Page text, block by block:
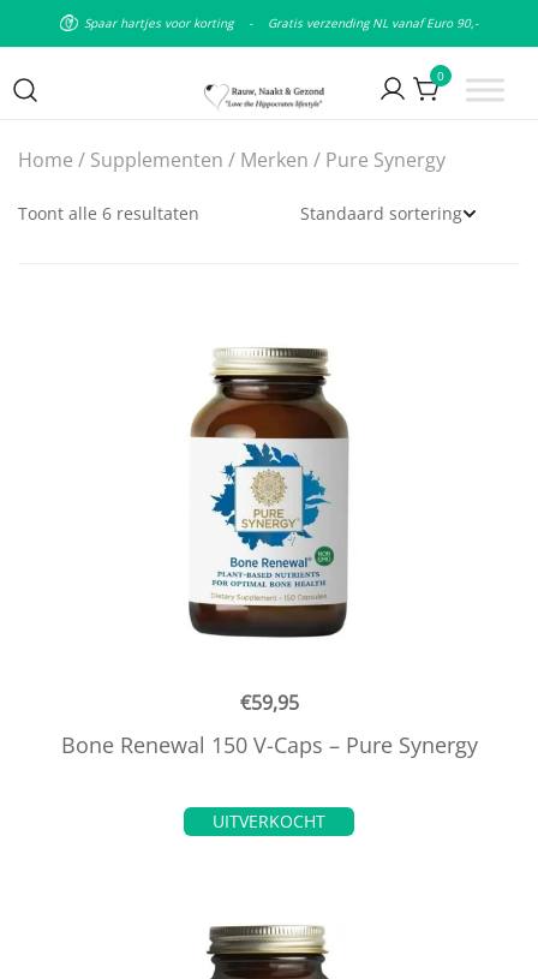
Spaar hartjes voor korting - Gratis verzending NL vanaf Euro 90,-
leefstijl
0
Home / Supplementen / Merken / Pure Synergy
Toont alle 6 resultaten
€59,95
Bone Renewal 150 V-Caps – Pure Synergy
UITVERKOCHT